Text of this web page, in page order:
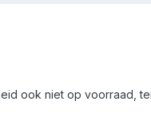
ook niet op voorraad,